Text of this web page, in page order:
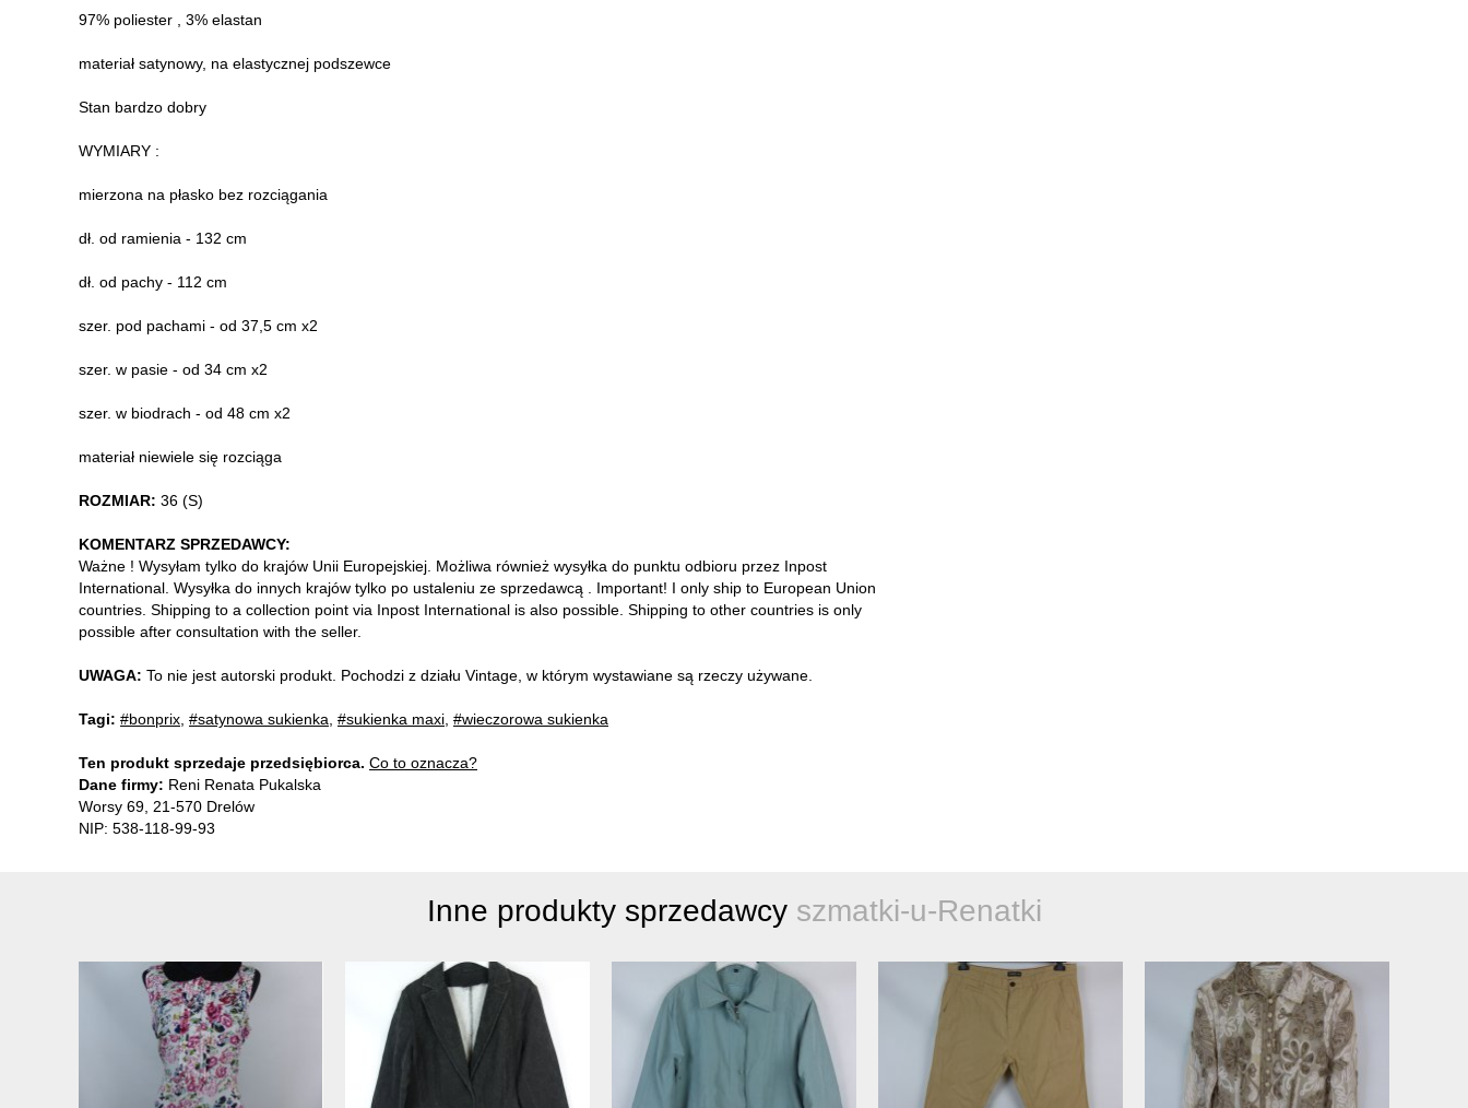
97% poliester , 3% elastan
materiał satynowy, na elastycznej podszewce
Stan bardzo dobry
WYMIARY :
mierzona na płasko bez rozciągania
dł. od ramienia - 132 cm
dł. od pachy - 112 cm
szer. pod pachami - od 37,5 cm x2
szer. w pasie - od 34 cm x2
szer. w biodrach - od 48 cm x2
materiał niewiele się rozciąga
ROZMIAR: 36 (S)
KOMENTARZ SPRZEDAWCY:
Ważne ! Wysyłam tylko do krajów Unii Europejskiej. Możliwa również wysyłka do punktu odbioru przez Inpost
International. Wysyłka do innych krajów tylko po ustaleniu ze sprzedawcą . Important! I only ship to European Union
countries. Shipping to a collection point via Inpost International is also possible. Shipping to other countries is only
possible after consultation with the seller.
UWAGA: To nie jest autorski produkt. Pochodzi z działu Vintage, w którym wystawiane są rzeczy używane.
Tagi: #bonprix #satynowa sukienka #sukienka maxi #wieczorowa sukienka
Ten produkt sprzedaje przedsiębiorca. Co to oznacza?
Dane firmy: Reni Renata Pukalska
Worsy 69, 21-570 Drelów
NIP: 538-118-99-93
Inne produkty sprzedawcy szmatki-u-Renatki